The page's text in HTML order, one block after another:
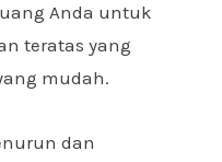
Anda untuk
teratas yang
mudah.
dan